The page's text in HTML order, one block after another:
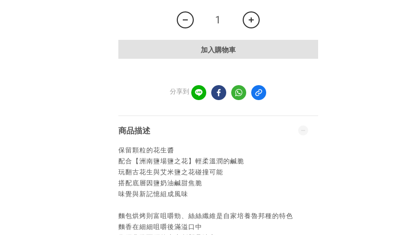
加入購物車
分享到
商品描述
保留顆粒的花生醬
配合【洲南鹽場鹽之花】輕柔溫潤的鹹脆
玩翻古花生與艾米鹽之花碰撞可能
搭配底層因鹽奶油鹹甜焦脆
味覺與新記憶組成風味
麵包烘烤則富咀嚼勁、絲絲纖維是自家培養魯邦種的特色
麵香在細細咀嚼後滿溢口中